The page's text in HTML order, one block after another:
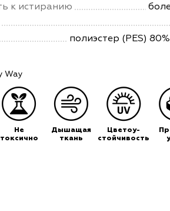
к истиранию
полиэстер (PES)
Way
Не
токсично
Дышащая
ткань
Цветоу-
стойчивость